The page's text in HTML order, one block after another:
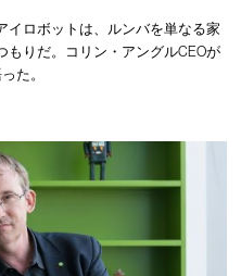
イロボットは、ルンバを単なる家
もりだ。コリン・アングルCEOが
た。